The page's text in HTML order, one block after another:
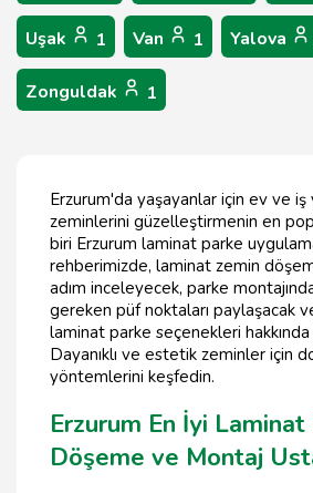
Uşak 1 Van 1 Yalova
Zonguldak 1
Erzurum'da yaşayanlar için ev ve iş
zeminlerini güzelleştirmenin en
biri Erzurum laminat parke
rehberimizde, laminat zemin
adım inceleyecek, parke
gereken püf noktaları paylaşacak
laminat parke seçenekleri
Dayanıklı ve estetik zeminler için
yöntemlerini keşfedin.
Erzurum En İyi Laminat
Döşeme ve Montaj